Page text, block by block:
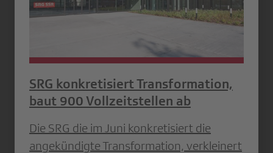
SRG konkretisiert Transformation,
baut 900 Vollzeitstellen ab
Die SRG die im Juni konkretisiert die
angekündigte Transformation, verkleinert